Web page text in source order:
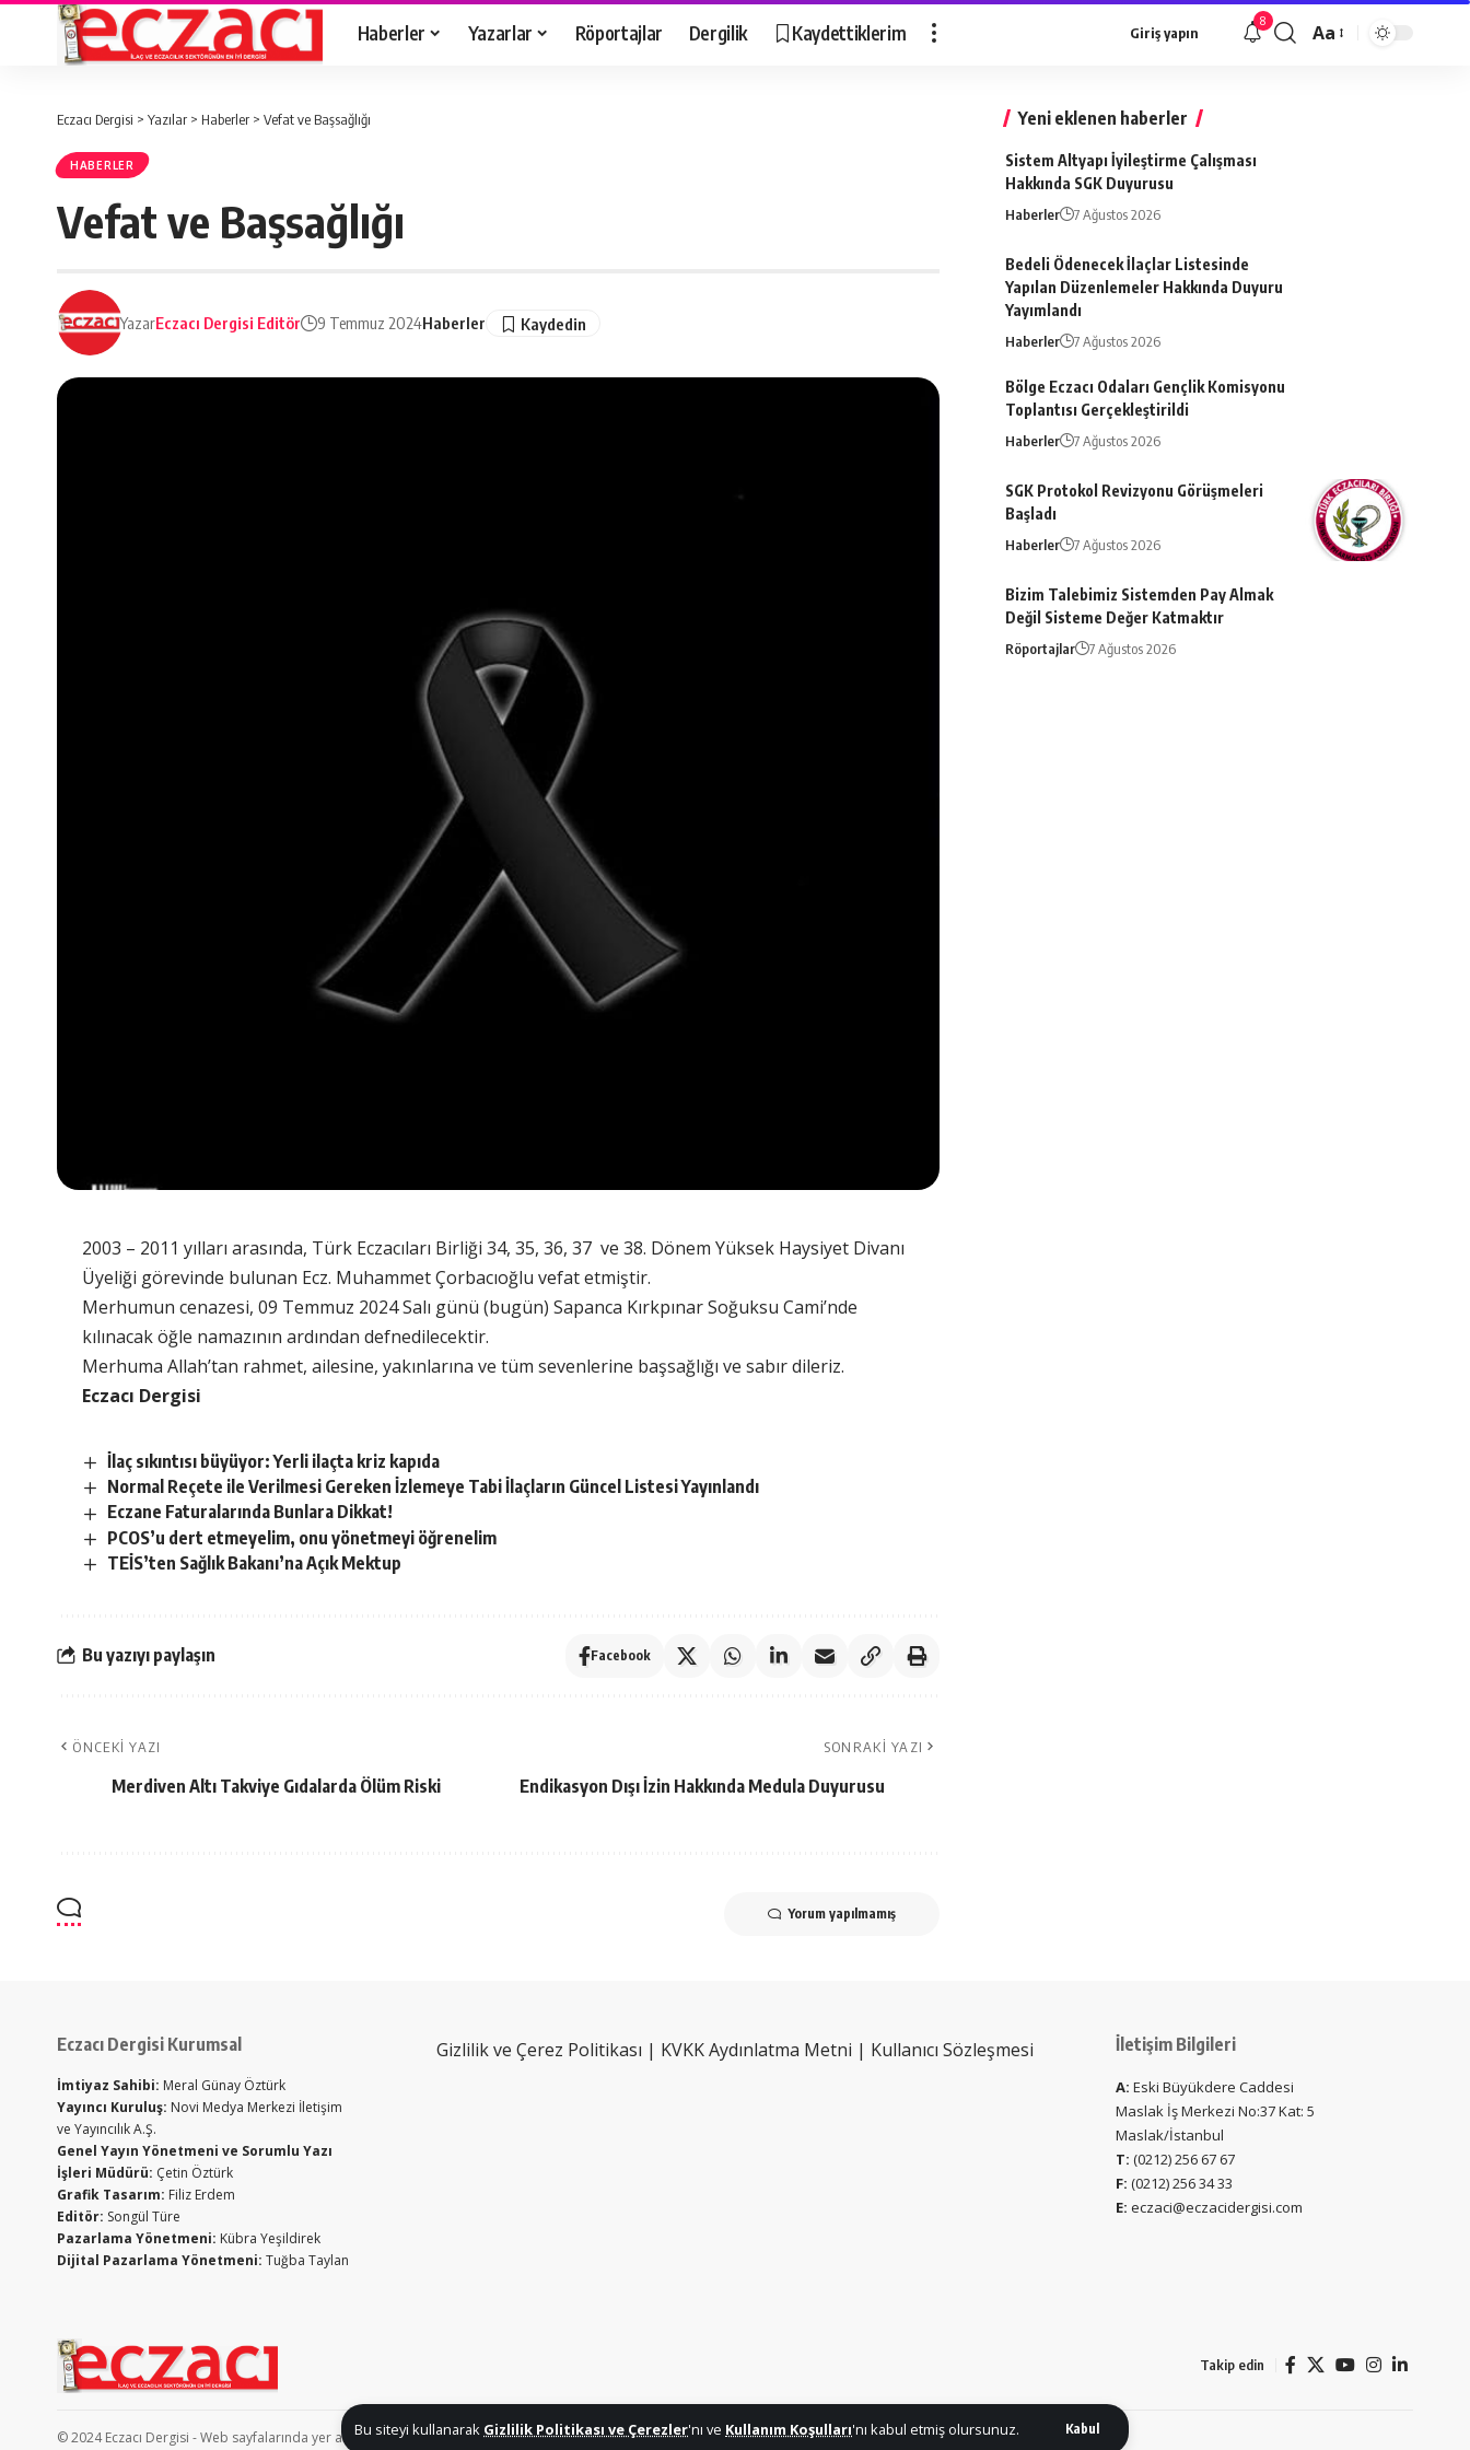
Bu siteyi kullanarak Gizlilik Politikası ve Çerezler'nı ve Kullanım Koşulları'nı kabul etmiş olursunuz. Kabul
Haberler Yazarlar Röportajlar Dergilik Kaydettiklerim Giriş yapın
8
Font
Aa
Eczacı Dergisi > Yazılar > Haberler > Vefat ve Başsağlığı
HABERLER
Vefat ve Başsağlığı
YazarEczacı Dergisi Editör 9 Temmuz 2024Haberler
2003 – 2011 yılları arasında, Türk Eczacıları Birliği 34, 35, 36, 37 ve 38. Dönem Yüksek Haysiyet Divanı
Üyeliği görevinde bulunan Ecz. Muhammet Çorbacıoğlu vefat etmiştir.
Merhumun cenazesi, 09 Temmuz 2024 Salı günü (bugün) Sapanca Kırkpınar Soğuksu Cami’nde
kılınacak öğle namazının ardından defnedilecektir.
Merhuma Allah’tan rahmet, ailesine, yakınlarına ve tüm sevenlerine başsağlığı ve sabır dileriz.
Eczacı Dergisi
İlaç sıkıntısı büyüyor: Yerli ilaçta kriz kapıda
Normal Reçete ile Verilmesi Gereken İzlemeye Tabi İlaçların Güncel Listesi Yayınlandı
Eczane Faturalarında Bunlara Dikkat!
PCOS’u dert etmeyelim, onu yönetmeyi öğrenelim
TEİS’ten Sağlık Bakanı’na Açık Mektup
Bu yazıyı paylaşın Facebook
ÖNCEKI YAZI
Merdiven Altı Takviye Gıdalarda Ölüm Riski
SONRAKI YAZI
Endikasyon Dışı İzin Hakkında Medula Duyurusu
Yorum yapılmamış
Yeni eklenen haberler
Sistem Altyapı İyileştirme Çalışması
Hakkında SGK Duyurusu
Haberler 7 Ağustos 2026
Bedeli Ödenecek İlaçlar Listesinde
Yapılan Düzenlemeler Hakkında Duyuru
Yayımlandı
Haberler 7 Ağustos 2026
Bölge Eczacı Odaları Gençlik Komisyonu
Toplantısı Gerçekleştirildi
Haberler 7 Ağustos 2026
SGK Protokol Revizyonu Görüşmeleri
Başladı
Haberler 7 Ağustos 2026
Bizim Talebimiz Sistemden Pay Almak
Değil Sisteme Değer Katmaktır
Röportajlar 7 Ağustos 2026
Eczacı Dergisi Kurumsal
İmtiyaz Sahibi: Meral Günay Öztürk
Yayıncı Kuruluş: Novi Medya Merkezi İletişim
ve Yayıncılık A.Ş.
Genel Yayın Yönetmeni ve Sorumlu Yazı
İşleri Müdürü: Çetin Öztürk
Grafik Tasarım: Filiz Erdem
Editör: Songül Türe
Pazarlama Yönetmeni: Kübra Yeşildirek
Dijital Pazarlama Yönetmeni: Tuğba Taylan
Gizlilik ve Çerez Politikası | KVKK Aydınlatma Metni | Kullanıcı Sözleşmesi İletişim Bilgileri
A: Eski Büyükdere Caddesi
Maslak İş Merkezi No:37 Kat: 5
Maslak/İstanbul
T: (0212) 256 67 67
F: (0212) 256 34 33
E: eczaci@eczacidergisi.com
Takip edin
© 2024 Eczacı Dergisi - Web sayfalarında yer alan tüm bilgi, döküman, fotoğraf, video, görüntü, metin, vb. herhangi bir içerik izin alınmadan kullanılamaz. Tüm hakları saklıdır.